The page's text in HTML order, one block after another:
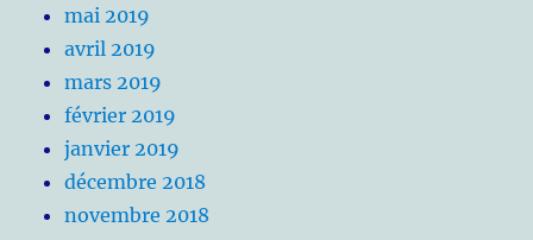
mai 2019
avril 2019
mars 2019
février 2019
janvier 2019
décembre 2018
novembre 2018